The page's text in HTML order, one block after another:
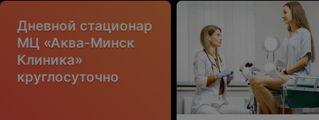
Дневной стационар
МЦ «Аква-Минск
Клиника»
круглосуточно